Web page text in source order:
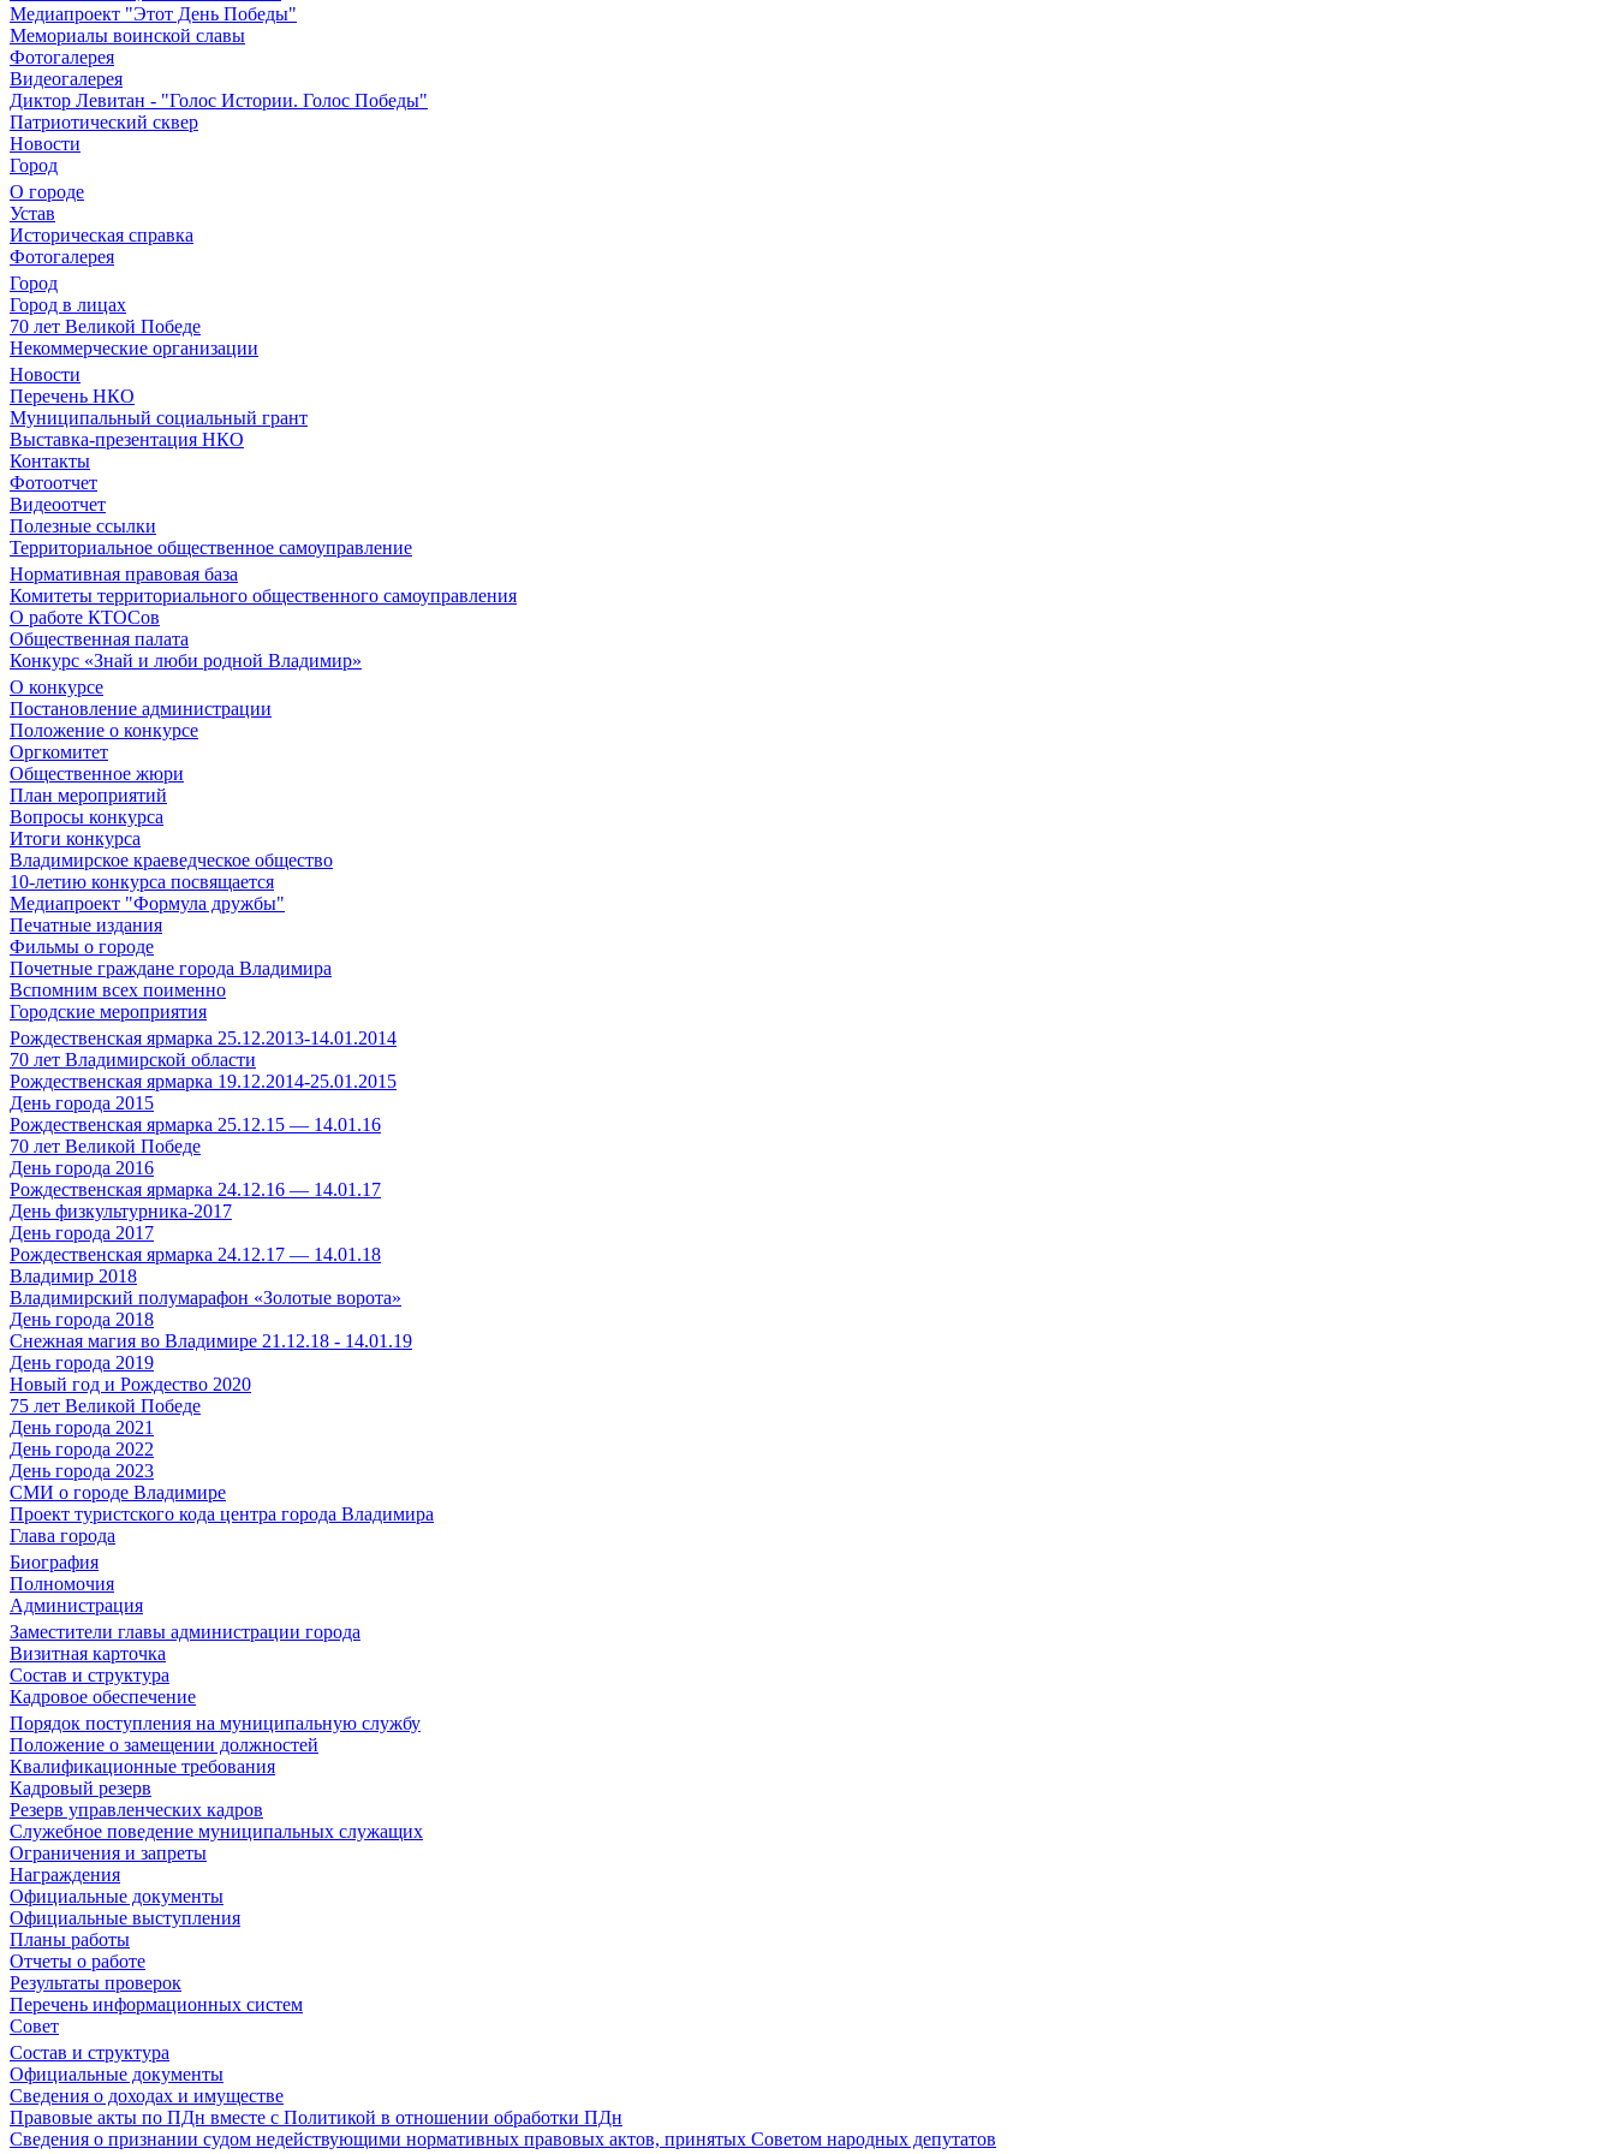
Медиапроект "Этот День Победы"
Мемориалы воинской славы
Фотогалерея
Видеогалерея
Диктор Левитан - "Голос Истории. Голос Победы"
Патриотический сквер
Новости
Город
О городе
Устав
Историческая справка
Фотогалерея
Город
Город в лицах
70 лет Великой Победе
Некоммерческие организации
Новости
Перечень НКО
Муниципальный социальный грант
Выставка-презентация НКО
Контакты
Фотоотчет
Видеоотчет
Полезные ссылки
Территориальное общественное самоуправление
Нормативная правовая база
Комитеты территориального общественного самоуправления
О работе КТОСов
Общественная палата
Конкурс «Знай и люби родной Владимир»
О конкурсе
Постановление администрации
Положение о конкурсе
Оргкомитет
Общественное жюри
План мероприятий
Вопросы конкурса
Итоги конкурса
Владимирское краеведческое общество
10-летию конкурса посвящается
Медиапроект "Формула дружбы"
Печатные издания
Фильмы о городе
Почетные граждане города Владимира
Вспомним всех поименно
Городские мероприятия
Рождественская ярмарка 25.12.2013-14.01.2014
70 лет Владимирской области
Рождественская ярмарка 19.12.2014-25.01.2015
День города 2015
Рождественская ярмарка 25.12.15 — 14.01.16
70 лет Великой Победе
День города 2016
Рождественская ярмарка 24.12.16 — 14.01.17
День физкультурника-2017
День города 2017
Рождественская ярмарка 24.12.17 — 14.01.18
Владимир 2018
Владимирский полумарафон «Золотые ворота»
День города 2018
Снежная магия во Владимире 21.12.18 - 14.01.19
День города 2019
Новый год и Рождество 2020
75 лет Великой Победе
День города 2021
День города 2022
День города 2023
СМИ о городе Владимире
Проект туристского кода центра города Владимира
Глава города
Биография
Полномочия
Администрация
Заместители главы администрации города
Визитная карточка
Состав и структура
Кадровое обеспечение
Порядок поступления на муниципальную службу
Положение о замещении должностей
Квалификационные требования
Кадровый резерв
Резерв управленческих кадров
Служебное поведение муниципальных служащих
Ограничения и запреты
Награждения
Официальные документы
Официальные выступления
Планы работы
Отчеты о работе
Результаты проверок
Перечень информационных систем
Совет
Состав и структура
Официальные документы
Сведения о доходах и имуществе
Правовые акты по ПДн вместе с Политикой в отношении обработки ПДн
Сведения о признании судом недействующими нормативных правовых актов, принятых Советом народных депутатов